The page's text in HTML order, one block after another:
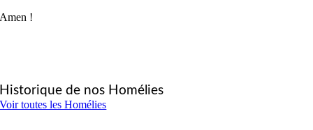
Amen !
Historique de nos Homélies
Voir toutes les Homélies